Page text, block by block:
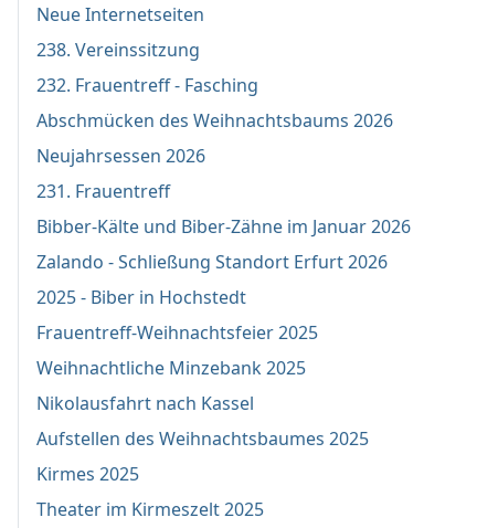
Neue Internetseiten
238. Vereinssitzung
232. Frauentreff - Fasching
Abschmücken des Weihnachtsbaums 2026
Neujahrsessen 2026
231. Frauentreff
Bibber-Kälte und Biber-Zähne im Januar 2026
Zalando - Schließung Standort Erfurt 2026
2025 - Biber in Hochstedt
Frauentreff-Weihnachtsfeier 2025
Weihnachtliche Minzebank 2025
Nikolausfahrt nach Kassel
Aufstellen des Weihnachtsbaumes 2025
Kirmes 2025
Theater im Kirmeszelt 2025